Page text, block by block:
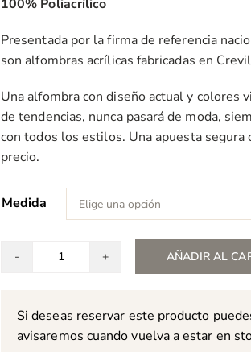
92,65 €
hasta
100% Poliacrílico
Presentada por la firma de referencia
son alfombras acrílicas fabricadas en
Una alfombra con diseño actual y colores
de tendencias, nunca pasará de moda,
con todos los estilos. Una apuesta segura
precio.
Medida
AÑADIR AL
Si deseas reservar este producto
avisaremos cuando vuelva a estar en